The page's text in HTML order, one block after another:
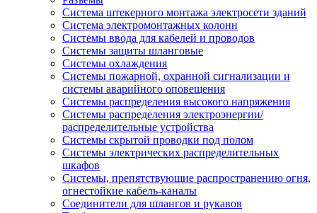
Система штекерного монтажа электросети зданий
Система электромонтажных колонн
Системы ввода для кабелей и проводов
Системы защиты шланговые
Системы охлаждения
Системы пожарной, охранной сигнализации и
системы аварийного оповещения
Системы распределения высокого напряжения
Системы распределения электроэнергии/
распределительные устройства
Системы скрытой проводки под полом
Системы электрических распределительных
шкафов
Системы, препятствующие распространению огня,
огнестойкие кабель-каналы
Соединители для шлангов и рукавов